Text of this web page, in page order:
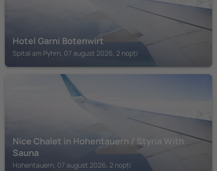
Hotel Garni Botenwirt
Spital am Pyhrn, 07 august 2026, 2 nopți
Nice Chalet in Hohentauern / Styria With
Sauna
Hohentauern, 07 august 2026, 2 nopți